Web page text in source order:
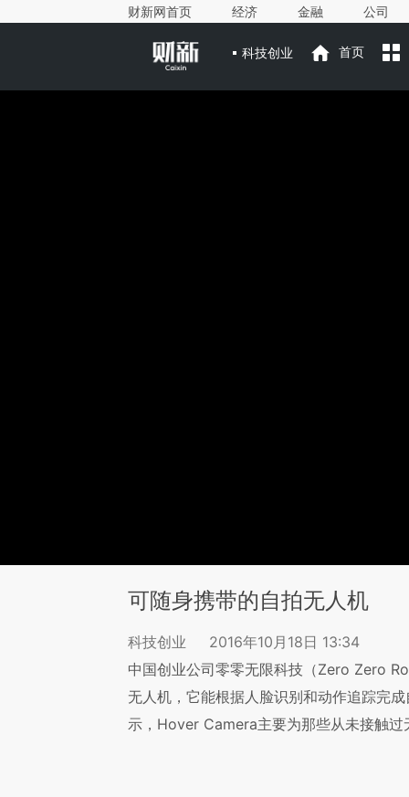
财新网首页 经济 金融 公司
科技创业 首页
可随身携带的自拍无人机
科技创业
2016年10月18日 13:34
中国创业公司零零无限科技（Zero Zero
无人机，它能根据人脸识别和动作追踪完
示，Hover Camera主要为那些从未接触